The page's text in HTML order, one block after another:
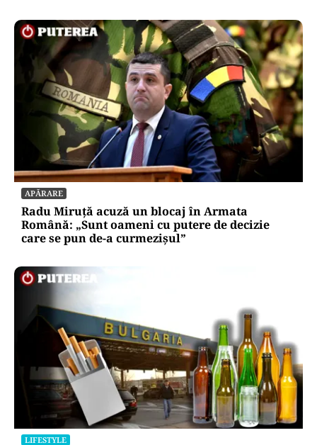
APĂRARE
Radu Miruță acuză un blocaj în Armata
Română: „Sunt oameni cu putere de decizie
care se pun de-a curmezișul”
LIFESTYLE